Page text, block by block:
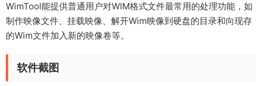
WimTool能提供普通用户对WIM格式文件最常用的处理功能，如
制作映像文件、挂载映像、解开Wim映像到硬盘的目录和向现存
的Wim文件加入新的映像卷等。
软件截图